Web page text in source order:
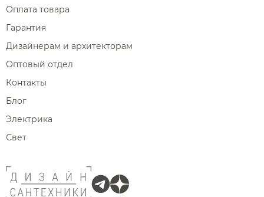
Оплата товара
Гарантия
Дизайнерам и архитекторам
Оптовый отдел
Контакты
Блог
Электрика
Свет